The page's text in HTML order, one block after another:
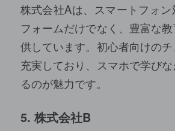
株式会社Aは、スマートフォン
フォームだけでなく、豊富な
供しています。初心者向けの
充実しており、スマホで学び
るのが魅力です。
5. 株式会社B